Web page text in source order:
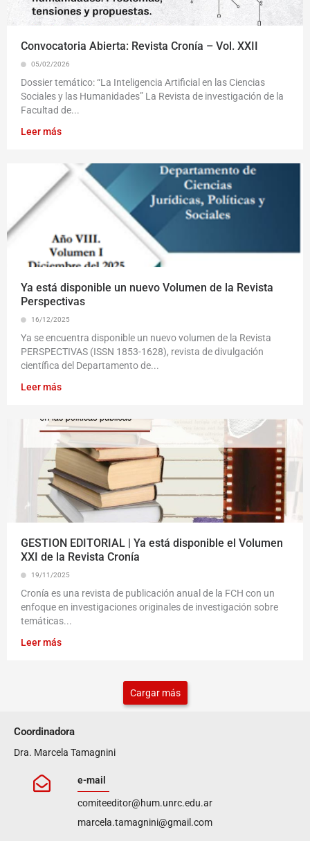
Convocatoria Abierta: Revista Cronía – Vol. XXII
05/02/2026
Dossier temático: “La Inteligencia Artificial en las Ciencias
Sociales y las Humanidades” La Revista de investigación de la
Facultad de...
Leer más
Ya está disponible un nuevo Volumen de la Revista
Perspectivas
16/12/2025
Ya se encuentra disponible un nuevo volumen de la Revista
PERSPECTIVAS (ISSN 1853-1628), revista de divulgación
científica del Departamento de...
Leer más
GESTION EDITORIAL | Ya está disponible el Volumen
XXI de la Revista Cronía
19/11/2025
Cronía es una revista de publicación anual de la FCH con un
enfoque en investigaciones originales de investigación sobre
temáticas...
Leer más
Cargar más
Coordinadora
Dra. Marcela Tamagnini
e-mail
comiteeditor@hum.unrc.edu.ar
marcela.tamagnini@gmail.com